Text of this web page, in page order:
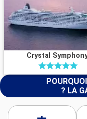
Crystal
? LA